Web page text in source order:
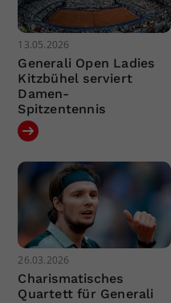
13.05.2026
Generali Open Ladies
Kitzbühel serviert
Damen-
Spitzentennis
26.03.2026
Charismatisches
Quartett für Generali